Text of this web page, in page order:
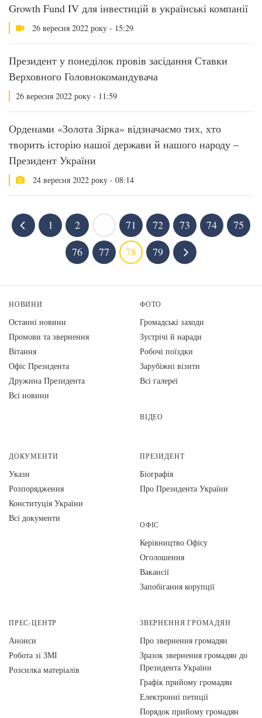
Growth Fund IV для інвестицій в українські компанії
26 вересня 2022 року - 15:29
Президент у понеділок провів засідання Ставки
Верховного Головнокомандувача
26 вересня 2022 року - 11:59
Орденами «Золота Зірка» відзначаємо тих, хто
творить історію нашої держави й нашого народу –
Президент України
24 вересня 2022 року - 08:14
1 2 71 72 73 74
75
76
77 78 79
НОВИНИ
Останні новини
Промови та звернення
Вiтання
Офіс Президента
Дружина Президента
Всі новини
ФОТО
Громадські заходи
Зустрічі й наради
Робочі поїздки
Зарубіжні візити
Всі галереї
ВІДЕО
ДОКУМЕНТИ
Укази
Розпорядження
Конституція України
Всі документи
ПРЕЗИДЕНТ
Біографія
Про Президента України
ОФІС
Керівництво Офісу
Оголошення
Вакансії
Запобігання корупції
ПРЕС-ЦЕНТР
Анонси
Робота зі ЗМІ
Розсилка матеріалів
ЗВЕРНЕННЯ ГРОМАДЯН
Про звернення громадян
Зразок звернення громадян до
Президента України
Графік прийому громадян
Електронні петиції
Порядок прийому громадян